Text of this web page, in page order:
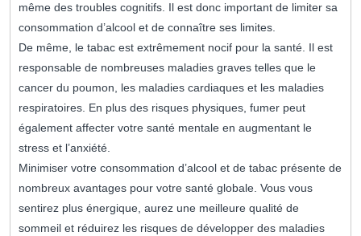
même des troubles cognitifs. Il est donc important de limiter sa
consommation d’alcool et de connaître ses limites.
De même, le tabac est extrêmement nocif pour la santé. Il est
responsable de nombreuses maladies graves telles que le
cancer du poumon, les maladies cardiaques et les maladies
respiratoires. En plus des risques physiques, fumer peut
également affecter votre santé mentale en augmentant le
stress et l’anxiété.
Minimiser votre consommation d’alcool et de tabac présente de
nombreux avantages pour votre santé globale. Vous vous
sentirez plus énergique, aurez une meilleure qualité de
sommeil et réduirez les risques de développer des maladies